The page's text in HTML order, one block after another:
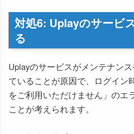
対処6: Uplayのサービ
る
Uplayのサービスがメンテナン
ていることが原因で、ログイン
をご利用いただけません」のエ
ことが考えられます。